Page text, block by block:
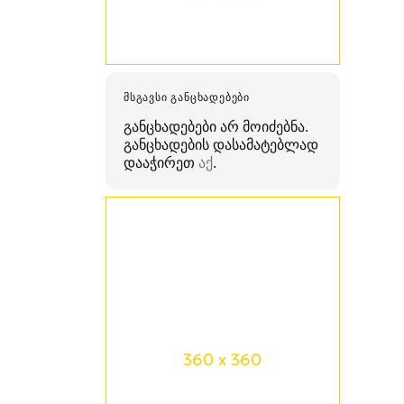
ᲛᲡᲒᲐᲕᲡᲘ ᲒᲐᲜᲪᲮᲐᲓᲔᲑᲔᲑᲘ
განცხადებები არ მოიძებნა.
განცხადების დასამატებლად
დააჭირეთ აქ.
360 x 360